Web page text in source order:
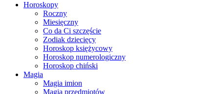
Horoskopy
Roczny
Miesięczny
Co da Ci szczęście
Zodiak dziecięcy
Horoskop księżycowy
Horoskop numerologiczny
Horoskop chiński
Magia
Magia imion
Magia przedmiotów